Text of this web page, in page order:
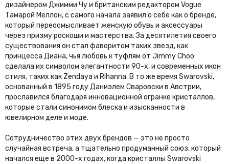
дизайнером Джимми Чу и британским редактором Vogue
Тамарой Меллон, с самого начала заявил о себе как о бренде,
который переосмысливает женскую обувь и аксессуары
через призму роскоши и мастерства. За десятилетия своего
существования он стал фаворитом таких звезд, как
принцесса Диана, чья любовь к туфлям от Jimmy Choo
сделала их символом элегантности 90-х, и современных икон
стиля, таких как Zendaya и Rihanna. В то же время Swarovski,
основанный в 1895 году Даниэлем Сваровски в Австрии,
прославился благодаря инновационной огранке кристаллов,
которые стали синонимом блеска и изысканности в
ювелирном деле и моде.
Сотрудничество этих двух брендов — это не просто
случайная встреча, а тщательно продуманный союз, который
начался еще в 2000-х годах, когда кристаллы Swarovski